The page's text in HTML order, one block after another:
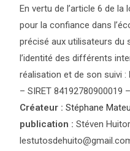
En vertu de l’article 6 de la
pour la confiance dans
précisé aux utilisateurs du
l’identité des différents
réalisation et de son suivi :
– SIRET 84192780900019
Créateur : Stéphane
publication : Stéven